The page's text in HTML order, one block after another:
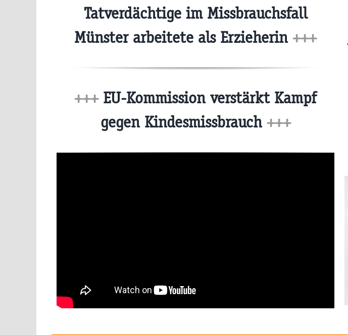
Tatverdächtige im Missbrauchsfall
Münster arbeitete als Erzieherin +++
+++EU-Kommission verstärkt Kampf
gegen Kindesmissbrauch +++